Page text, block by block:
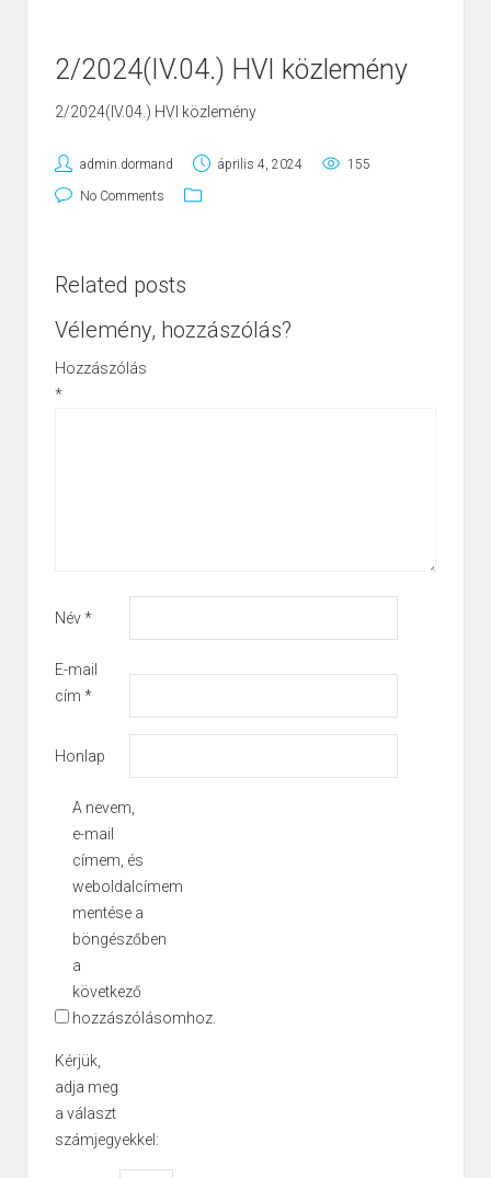
2/2024(IV.04.) HVI közlemény
2/2024(IV.04.) HVI közlemény
admin.dormand április 4, 2024 155
No Comments
Related posts
Vélemény, hozzászólás?
Hozzászólás
*
Név*
E-mail
cím *
Honlap
A nevem,
e-mail
címem, és
weboldalcímem
mentése a
böngészőben
a
következő
hozzászólásomhoz.
Kérjük,
adja meg
a választ
számjegyekkel: